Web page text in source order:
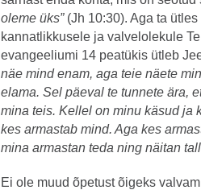
oleme üks” (Jh 10:30). Aga ta
kannatlikkusele ja valvelolekule
evangeeliumi 14 peatükis ütleb
näe mind enam, aga teie näete
elama. Sel päeval te tunnete ära,
mina teis. Kellel on minu käsud ja
kes armastab mind. Aga kes
mina armastan teda ning näitan
Ei ole muud õpetust õigeks